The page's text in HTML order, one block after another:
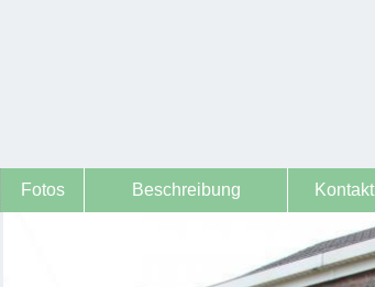
Fotos Beschreibung Kontakt